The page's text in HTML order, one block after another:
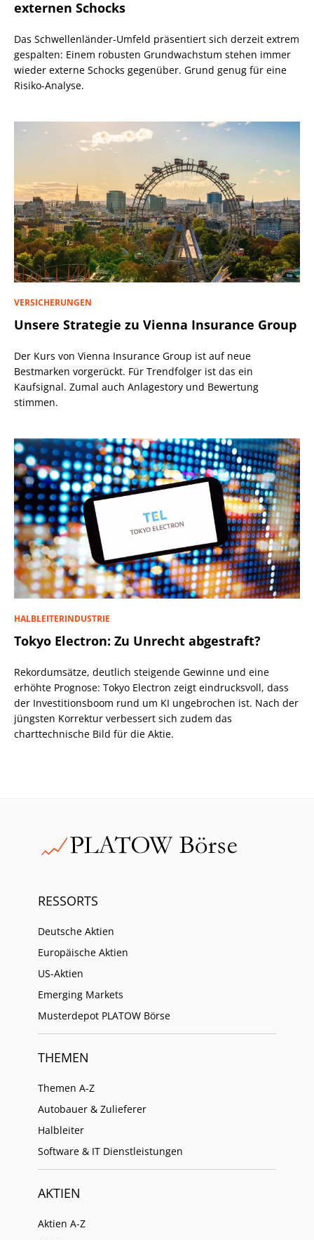
externen Schocks
Das Schwellenländer-Umfeld präsentiert sich derzeit extrem
gespalten: Einem robusten Grundwachstum stehen immer
wieder externe Schocks gegenüber. Grund genug für eine
Risiko-Analyse.
VERSICHERUNGEN
Unsere Strategie zu Vienna Insurance Group
Der Kurs von Vienna Insurance Group ist auf neue
Bestmarken vorgerückt. Für Trendfolger ist das ein
Kaufsignal. Zumal auch Anlagestory und Bewertung
stimmen.
HALBLEITERINDUSTRIE
Tokyo Electron: Zu Unrecht abgestraft?
Rekordumsätze, deutlich steigende Gewinne und eine
erhöhte Prognose: Tokyo Electron zeigt eindrucksvoll, dass
der Investitionsboom rund um KI ungebrochen ist. Nach der
jüngsten Korrektur verbessert sich zudem das
charttechnische Bild für die Aktie.
RESSORTS
Deutsche Aktien
Europäische Aktien
US-Aktien
Emerging Markets
Musterdepot PLATOW Börse
THEMEN
Themen A-Z
Autobauer & Zulieferer
Halbleiter
Software & IT Dienstleistungen
AKTIEN
Aktien A-Z